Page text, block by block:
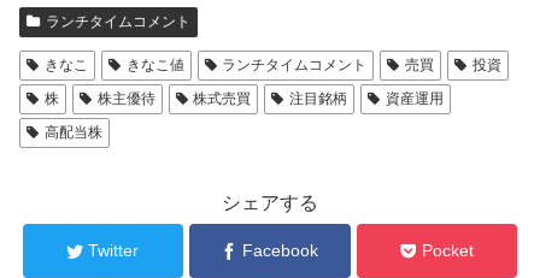
ランチタイムコメント
きなこ きなこ値 ランチタイムコメント 売買
投資
株
株主優待 株式売買 注目銘柄
資産運用
高配当株
シェアする
Twitter Facebook Pocket